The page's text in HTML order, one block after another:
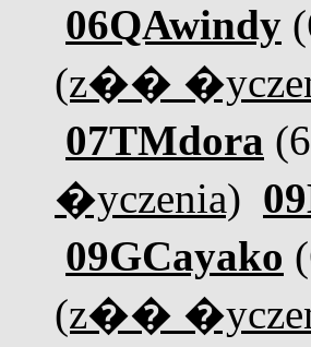
06QAwindy
(z��
07TMdora
�yczenia)
09GCayako
(z��